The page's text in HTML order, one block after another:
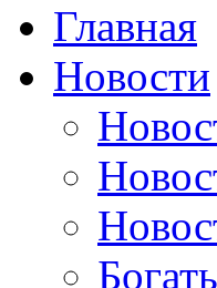
Главная
Новости